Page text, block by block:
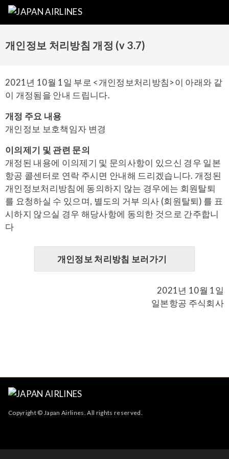
개인정보 처리방침 개정 (v 3.7)
2021년 10월 1일 부로 <개인정보처리방침>이 아래와 같
이 개정됨을 안내 드립니다.
개정 주요 내용
개인정보 보호책임자 변경
이의제기 및 관련 문의
개정된 내용에 이의제기 및 문의사항이 있으신 경우 일본
항공 콜센터로 연락 주시면 안내해 드리겠습니다. 개정된
개인정보처리방침에 동의하지 않는 경우에는 회원탈퇴
를 요청하실 수 있으며, 별도의 거부 의사 (회원탈퇴) 를 표
시하지 않으실 경우 해당사항에 동의한 것으로 간주합니
다
개인정보 처리방침 보러가기
2021년 10월 1일
일본항공 주식회사
Copyright © Japan Airlines. All rights reserved.